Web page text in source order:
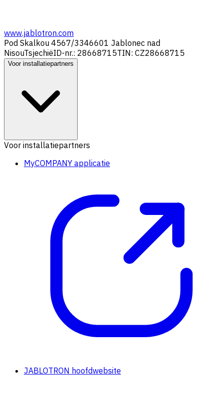
www.jablotron.com
Pod Skalkou 4567/3346601 Jablonec nad
NisouTsjechiëID-nr.: 28668715TIN: CZ28668715
Voor installatiepartners
Voor installatiepartners
MyCOMPANY applicatie
JABLOTRON hoofdwebsite